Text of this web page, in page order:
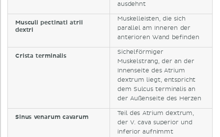
ausdehnt
Musculi pectinati atrii
dextri
Muskelleisten, die sich
parallel am Inneren der
anterioren Wand befinden
Crista terminalis
Sichelförmiger
Muskelstrang, der an der
Innenseite des Atrium
dextrum liegt, entspricht
dem Sulcus terminalis an
der Außenseite des Herzen
Sinus venarum cavarum
Teil des Atrium dextrum,
der V. cava superior und
inferior aufnimmt